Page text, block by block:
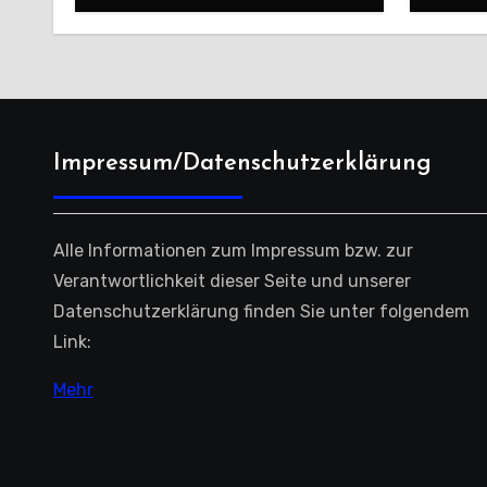
Impressum/Datenschutzerklärung
Alle Informationen zum Impressum bzw. zur
Verantwortlichkeit dieser Seite und unserer
Datenschutzerklärung finden Sie unter folgendem
Link:
Mehr